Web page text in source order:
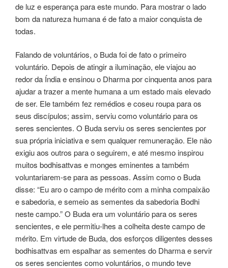
de luz e esperança para este mundo. Para mostrar o lado
bom da natureza humana é de fato a maior conquista de
todas.
Falando de voluntários, o Buda foi de fato o primeiro
voluntário. Depois de atingir a iluminação, ele viajou ao
redor da Índia e ensinou o Dharma por cinquenta anos para
ajudar a trazer a mente humana a um estado mais elevado
de ser. Ele também fez remédios e coseu roupa para os
seus discípulos; assim, serviu como voluntário para os
seres sencientes. O Buda serviu os seres sencientes por
sua própria iniciativa e sem qualquer remuneração. Ele não
exigiu aos outros para o seguirem, e até mesmo inspirou
muitos bodhisattvas e monges eminentes a também
voluntariarem-se para as pessoas. Assim como o Buda
disse: “Eu aro o campo de mérito com a minha compaixão
e sabedoria, e semeio as sementes da sabedoria Bodhi
neste campo.” O Buda era um voluntário para os seres
sencientes, e ele permitiu-lhes a colheita deste campo de
mérito. Em virtude de Buda, dos esforços diligentes desses
bodhisattvas em espalhar as sementes do Dharma e servir
os seres sencientes como voluntários, o mundo teve